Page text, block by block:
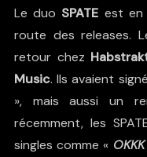
Le duo SPATE est en
route des releases.
retour chez
Music. Ils avaient
», mais aussi un
récemment, les
singles comme « OKKK